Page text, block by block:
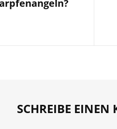
SCHREIBE